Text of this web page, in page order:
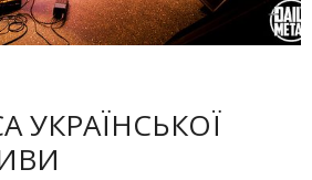
УКРАЇНСЬКОЇ